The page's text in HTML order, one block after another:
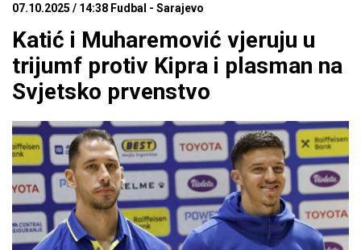
07.10.2025 / 14:38 Fudbal - Sarajevo
Katić i Muharemović vjeruju u
trijumf protiv Kipra i plasman na
Svjetsko prvenstvo